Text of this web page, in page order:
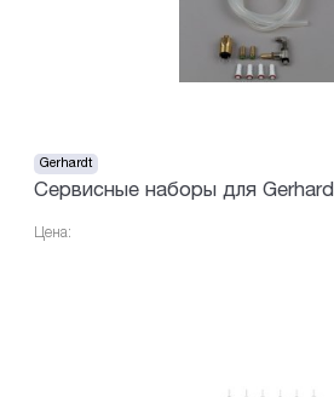
Gerhardt
Сервисные наборы для
Цена: